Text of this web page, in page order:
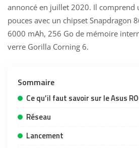
annoncé en juillet 2020. Il comprend
pouces avec un chipset Snapdragon
6000 mAh, 256 Go de mémoire
verre Gorilla Corning 6.
Sommaire
Ce qu’il faut savoir sur le Asus
Réseau
Lancement